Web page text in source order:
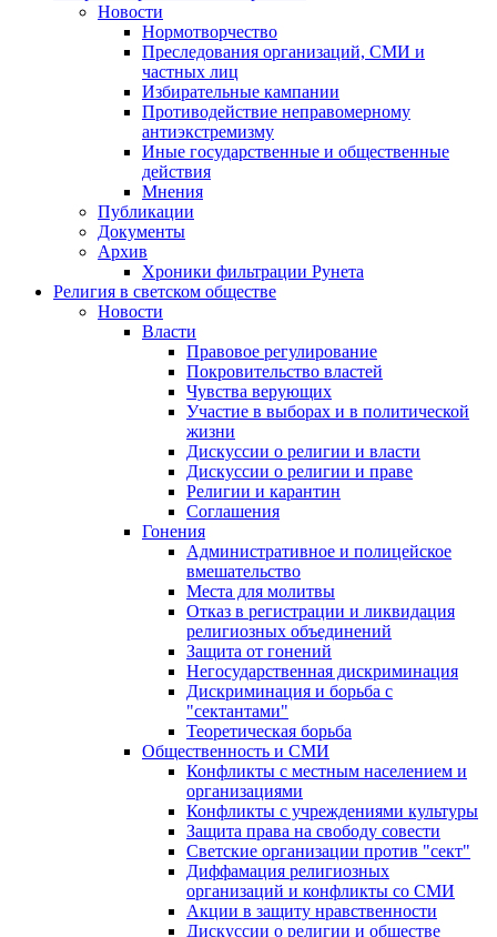
Новости
Нормотворчество
Преследования организаций, СМИ и
частных лиц
Избирательные кампании
Противодействие неправомерному
антиэкстремизму
Иные государственные и общественные
действия
Мнения
Публикации
Документы
Архив
Хроники фильтрации Рунета
Религия в светском обществе
Новости
Власти
Правовое регулирование
Покровительство властей
Чувства верующих
Участие в выборах и в политической
жизни
Дискуссии о религии и власти
Дискуссии о религии и праве
Религии и карантин
Соглашения
Гонения
Административное и полицейское
вмешательство
Места для молитвы
Отказ в регистрации и ликвидация
религиозных объединений
Защита от гонений
Негосударственная дискриминация
Дискриминация и борьба с
"сектантами"
Теоретическая борьба
Общественность и СМИ
Конфликты с местным населением и
организациями
Конфликты с учреждениями культуры
Защита права на свободу совести
Светские организации против "сект"
Диффамация религиозных
организаций и конфликты со СМИ
Акции в защиту нравственности
Дискуссии о религии и обществе